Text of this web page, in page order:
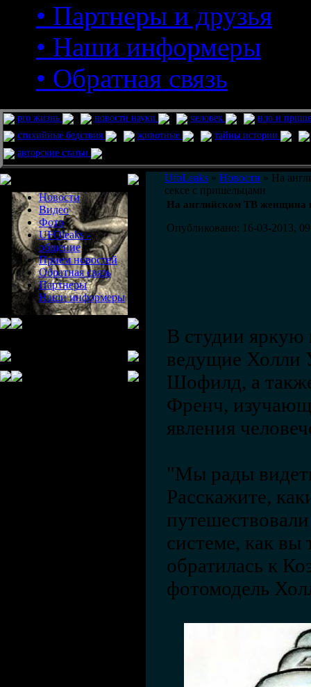
• Партнеры и друзья
• Наши информеры
• Обратная связь
pro жизнь новости науки человек
нло и
стихийные бедствия
животные
тайны истории
авторские статьи
Новости
Видео
Фото
UFOleaks -
общение
Прием новостей
Обратная связь
Партнеры
Наши информеры
UfoLeaks » Новости » На
сексе с пришельцами
На английском ТВ женщина
Опубликовано: 16-03-2013,
В студии яркую
ведущие Холли
Шофилд, а
Френч,
явления
"Мы рады
Расскажите,
системе, как вы
обратилась к
фотомодель